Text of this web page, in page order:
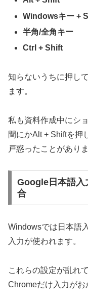
Windowsキー +
半角/全角キー
Ctrl + Shift
知らないうちに押し
ます。
私も資料作成中にシ
間にかAlt + Shiftを押
戸惑ったことがありま
Google日本語
合
Windowsでは日本語
入力が使われます。
これらの設定が乱れ
Chromeだけ入力がお